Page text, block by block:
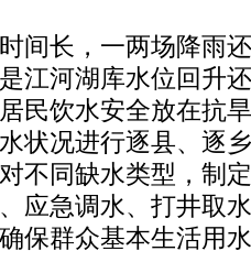
长，一两场降雨
江河湖库水位回升
民饮水安全放在抗
状况进行逐县、逐
不同缺水类型，制
应急调水、打井取
保群众基本生活用